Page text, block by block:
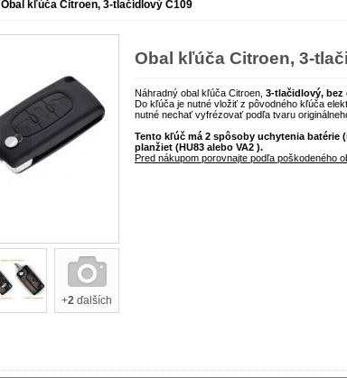
Obal kľúča Citroen, 3-tlačidlový C109
+2 ďalších
Obal kľúča Citroen, 3-
Náhradný obal kľúča Citroen, 3-tlačidlový, bez
Do kľúča je nutné vložiť z pôvodného kľúča
nutné nechať vyfrézovať podľa tvaru
Tento kľúč má 2 spôsoby uchytenia batérie
planžiet (HU83 alebo VA2 ).
Pred nákupom porovnajte podľa poškodeného